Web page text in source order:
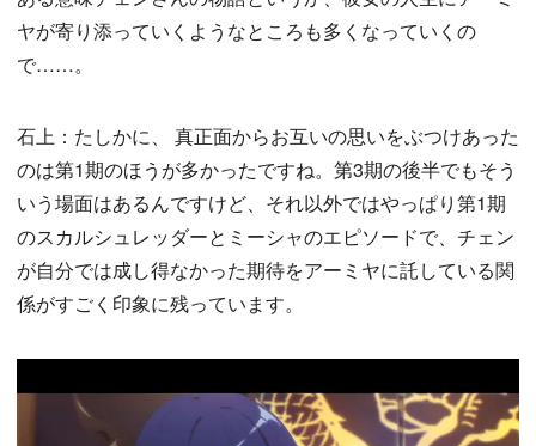
ヤが寄り添っていくようなところも多くなっていくの
で……。
石上：たしかに、 真正面からお互いの思いをぶつけあった
のは第1期のほうが多かったですね。第3期の後半でもそう
いう場面はあるんですけど、それ以外ではやっぱり第1期
のスカルシュレッダーとミーシャのエピソードで、チェン
が自分では成し得なかった期待をアーミヤに託している関
係がすごく印象に残っています。